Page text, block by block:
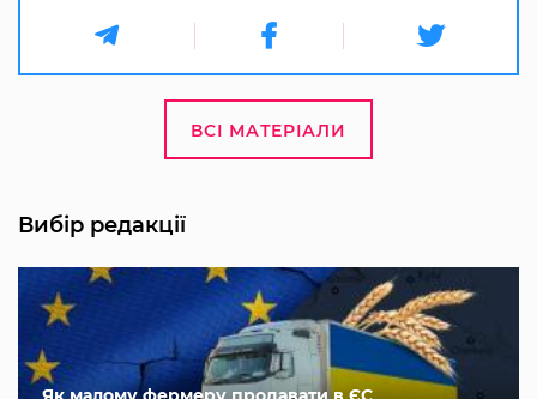
ВСІ МАТЕРІАЛИ
Вибір редакції